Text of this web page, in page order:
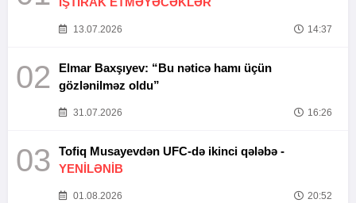
13.07.2026 14:37
02
Elmar Baxşıyev: “Bu nəticə hamı üçün
gözlənilməz oldu”
31.07.2026 16:26
03
Tofiq Musayevdən UFC-də ikinci qələbə -
YENİLƏNİB
01.08.2026 20:52